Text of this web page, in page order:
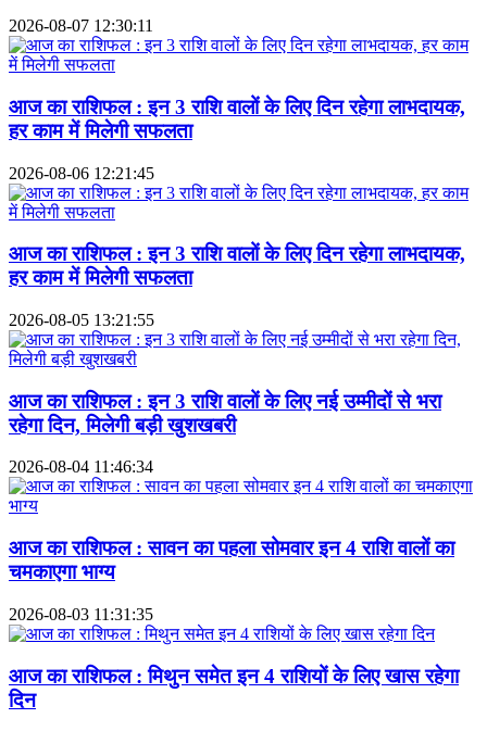
2026-08-07 12:30:11
आज का राशिफल : इन 3 राशि वालों के लिए दिन रहेगा लाभदायक,
हर काम में मिलेगी सफलता
2026-08-06 12:21:45
आज का राशिफल : इन 3 राशि वालों के लिए दिन रहेगा लाभदायक,
हर काम में मिलेगी सफलता
2026-08-05 13:21:55
आज का राशिफल : इन 3 राशि वालों के लिए नई उम्मीदों से भरा
रहेगा दिन, मिलेगी बड़ी खुशखबरी
2026-08-04 11:46:34
आज का राशिफल : सावन का पहला सोमवार इन 4 राशि वालों का
चमकाएगा भाग्य
2026-08-03 11:31:35
आज का राशिफल : मिथुन समेत इन 4 राशियों के लिए खास रहेगा
दिन